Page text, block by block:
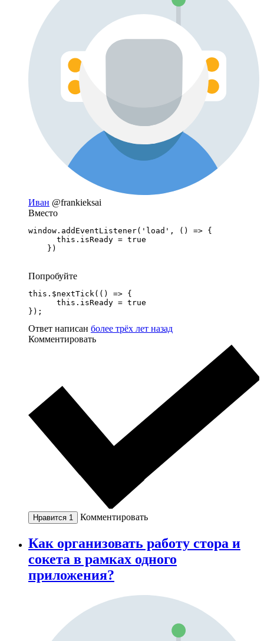
Иван @frankieksai
Вместо
window.addEventListener('load', () => {
      this.isReady = true
    })
Попробуйте
this.$nextTick(() => {
      this.isReady = true
});
Ответ написан более трёх лет назад
Комментировать
Нравится 1 Комментировать
Как организовать работу стора и
сокета в рамках одного
приложения?